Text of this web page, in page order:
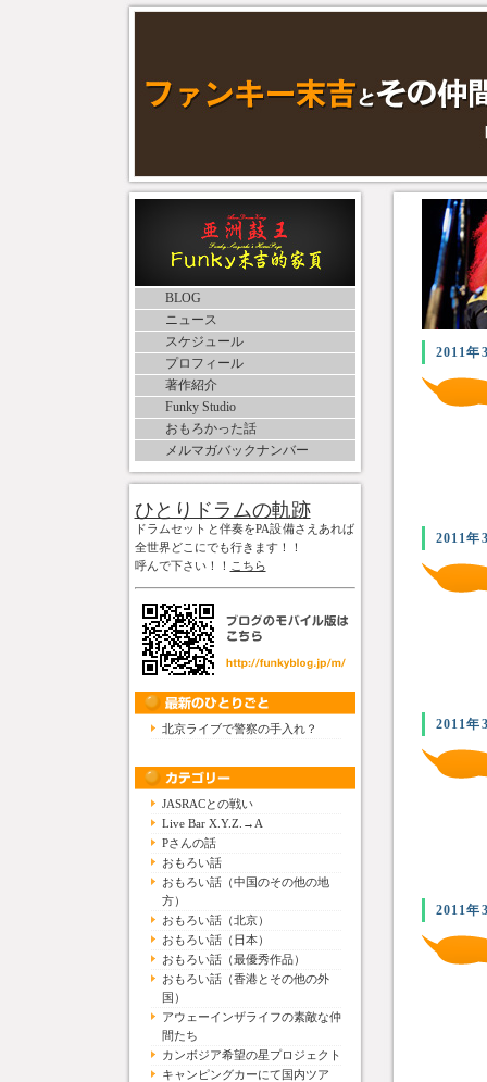
BLOG
ニュース
スケジュール
プロフィール
著作紹介
Funky Studio
おもろかった話
メルマガバックナンバー
ひとりドラムの軌跡
ドラムセットと伴奏をPA設備さえあれば
全世界どこにでも行きます！！
呼んで下さい！！ こちら
北京ライブで警察の手入れ？
JASRACとの戦い
Live Bar X.Y.Z.→A
Pさんの話
おもろい話
おもろい話（中国のその他の地
方）
おもろい話（北京）
おもろい話（日本）
おもろい話（最優秀作品）
おもろい話（香港とその他の外
国）
アウェーインザライフの素敵な仲
間たち
カンボジア希望の星プロジェクト
キャンピングカーにて国内ツア
2011年
2011年
2011年
2011年